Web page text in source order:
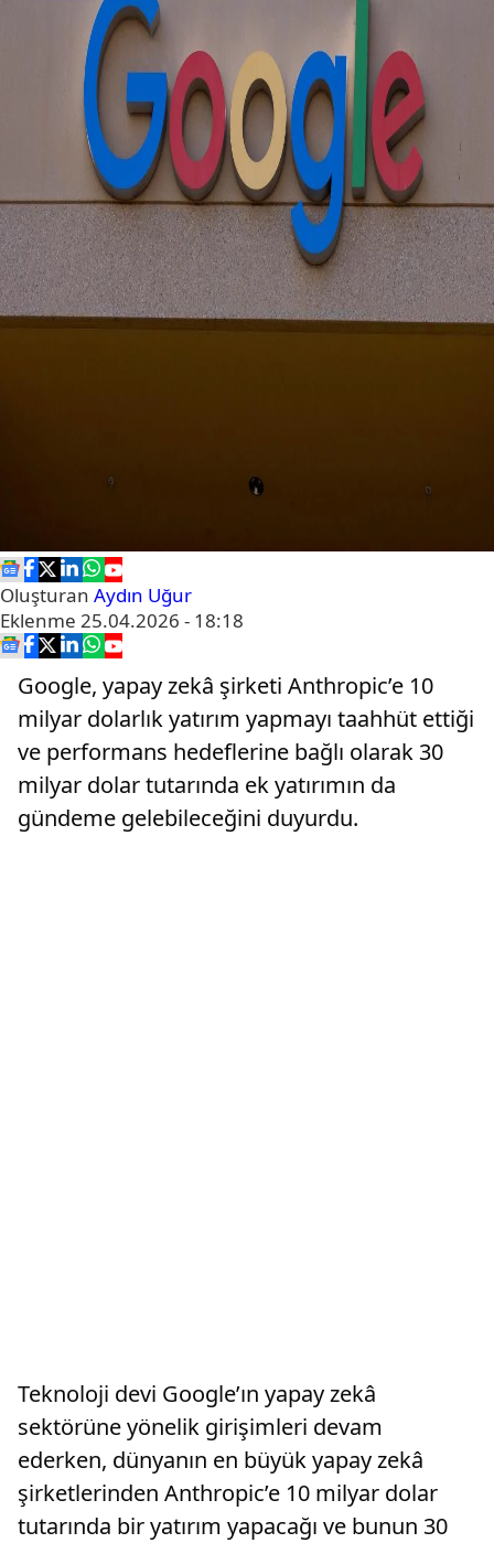
Oluşturan Aydın Uğur
Eklenme 25.04.2026 - 18:18
Google, yapay zekâ şirketi Anthropic’e 10
milyar dolarlık yatırım yapmayı taahhüt ettiği
ve performans hedeflerine bağlı olarak 30
milyar dolar tutarında ek yatırımın da
gündeme gelebileceğini duyurdu.
Teknoloji devi Google’ın yapay zekâ
sektörüne yönelik girişimleri devam
ederken, dünyanın en büyük yapay zekâ
şirketlerinden Anthropic’e 10 milyar dolar
tutarında bir yatırım yapacağı ve bunun 30